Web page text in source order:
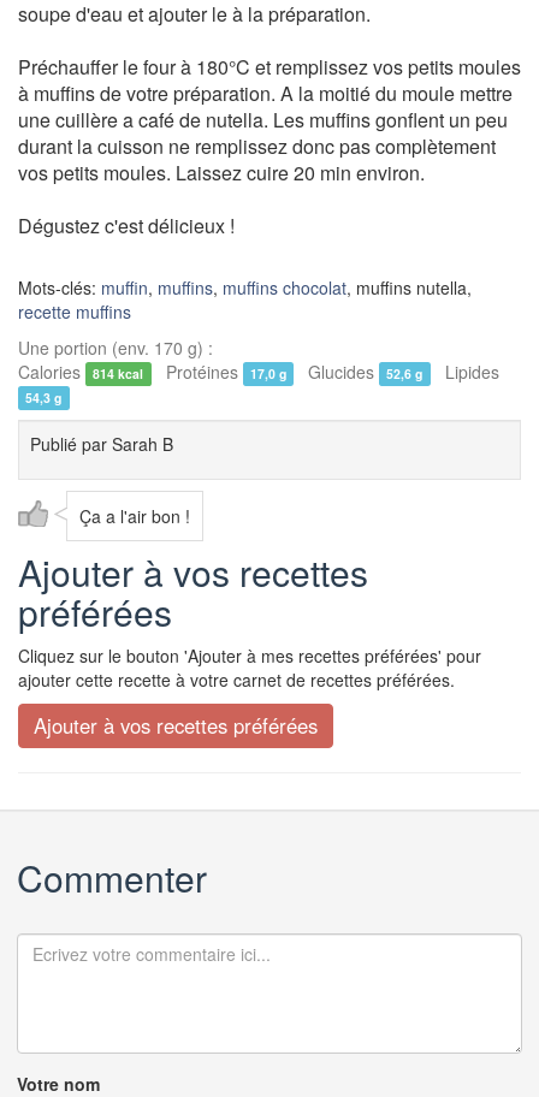
soupe d'eau et ajouter le à la préparation.
Préchauffer le four à 180°C et remplissez vos petits moules
à muffins de votre préparation. A la moitié du moule mettre
une cuillère a café de nutella. Les muffins gonflent un peu
durant la cuisson ne remplissez donc pas complètement
vos petits moules. Laissez cuire 20 min environ.
Dégustez c'est délicieux !
Mots-clés: muffin, muffins, muffins chocolat, muffins nutella,
recette muffins
Une portion (env. 170 g) :
Calories
814 kcal Protéines 17,0 g Glucides 52,6 g Lipides
54,3 g
Publié par Sarah B
Ça a l'air bon !
Ajouter à vos recettes
préférées
Cliquez sur le bouton 'Ajouter à mes recettes préférées' pour
ajouter cette recette à votre carnet de recettes préférées.
Commenter
Votre nom